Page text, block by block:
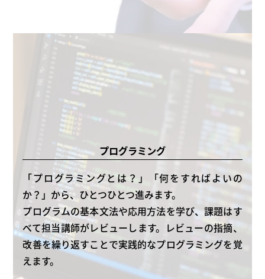
プログラミング
「プログラミングとは？」「何をすればよいの
か？」から、ひとつひとつ進みます。
プログラムの基本文法や応用方法を学び、課題はす
べて担当講師がレビューします。レビューの指摘、
改善を繰り返すことで実践的なプログラミングを覚
えます。